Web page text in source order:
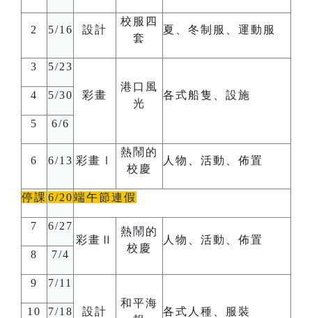
2 5/16 設計
校服四
套
夏、冬制服、運動服
3 5/23
彩畫
港口風
光
各式船隻、設施
4 5/30
5 6/6
6 6/13 彩畫Ⅰ
熱鬧的
校慶
人物、活動、佈置
停課 6/20端午節連假
7
6/27
彩畫Ⅱ
熱鬧的
校慶
人物、活動、佈置
8
7/4
9 7/11
設計
和平海
各式人種、服裝
10 7/18